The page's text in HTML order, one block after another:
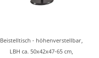
Beistelltisch - höhenverstellbar,
LBH ca. 50x42x47-65 cm,